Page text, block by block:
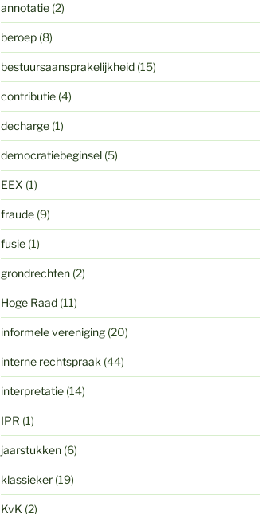
annotatie(2)
beroep(8)
bestuursaansprakelijkheid(15)
contributie(4)
decharge(1)
democratiebeginsel(5)
EEX (1)
fraude(9)
fusie(1)
grondrechten(2)
Hoge Raad(11)
informele vereniging(20)
interne rechtspraak (44)
interpretatie(14)
IPR (1)
jaarstukken(6)
klassieker(19)
KvK (2)